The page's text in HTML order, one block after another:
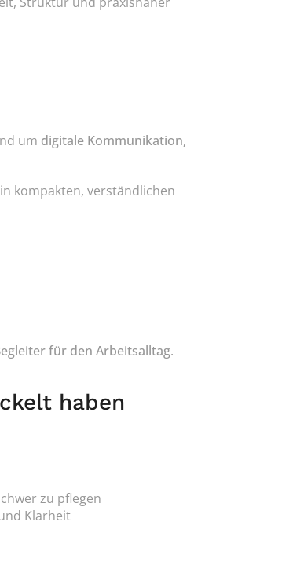
um digitale Kommunikation,
kompakten, verständlichen
für den Arbeitsalltag.
haben
zu pflegen
Klarheit